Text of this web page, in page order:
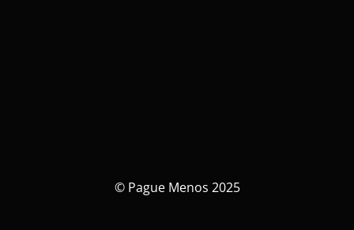
© Pague Menos 2025